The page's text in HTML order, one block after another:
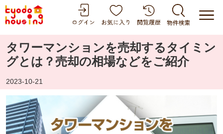
タワーマンションを売却するタイミン
グとは？売却の相場などをご紹介
2023-10-21